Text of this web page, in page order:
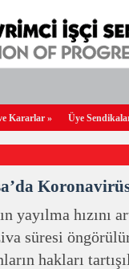
Kararlar » Üye
yayılma hızını
süresi
hakları